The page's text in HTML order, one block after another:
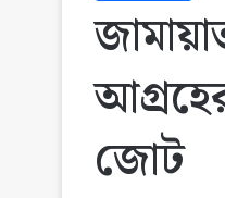
জোট